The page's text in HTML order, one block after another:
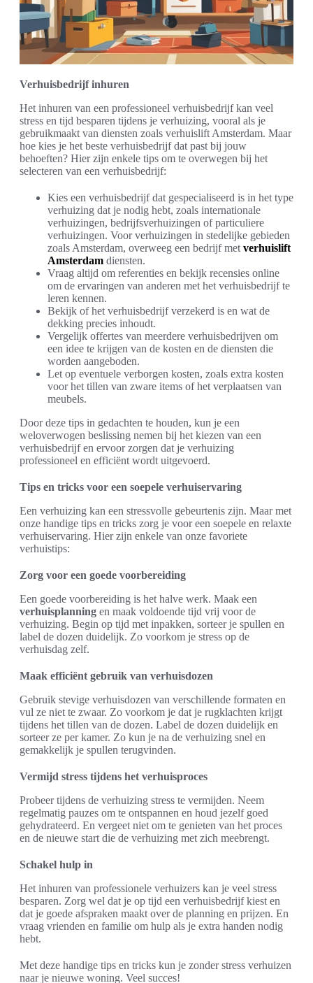
Verhuisbedrijf inhuren
Het inhuren van een professioneel verhuisbedrijf kan veel
stress en tijd besparen tijdens je verhuizing, vooral als je
gebruikmaakt van diensten zoals verhuislift Amsterdam. Maar
hoe kies je het beste verhuisbedrijf dat past bij jouw
behoeften? Hier zijn enkele tips om te overwegen bij het
selecteren van een verhuisbedrijf:
Kies een verhuisbedrijf dat gespecialiseerd is in het type
verhuizing dat je nodig hebt, zoals internationale
verhuizingen, bedrijfsverhuizingen of particuliere
verhuizingen. Voor verhuizingen in stedelijke gebieden
zoals Amsterdam, overweeg een bedrijf met verhuislift
Amsterdam diensten.
Vraag altijd om referenties en bekijk recensies online
om de ervaringen van anderen met het verhuisbedrijf te
leren kennen.
Bekijk of het verhuisbedrijf verzekerd is en wat de
dekking precies inhoudt.
Vergelijk offertes van meerdere verhuisbedrijven om
een idee te krijgen van de kosten en de diensten die
worden aangeboden.
Let op eventuele verborgen kosten, zoals extra kosten
voor het tillen van zware items of het verplaatsen van
meubels.
Door deze tips in gedachten te houden, kun je een
weloverwogen beslissing nemen bij het kiezen van een
verhuisbedrijf en ervoor zorgen dat je verhuizing
professioneel en efficiënt wordt uitgevoerd.
Tips en tricks voor een soepele verhuiservaring
Een verhuizing kan een stressvolle gebeurtenis zijn. Maar met
onze handige tips en tricks zorg je voor een soepele en relaxte
verhuiservaring. Hier zijn enkele van onze favoriete
verhuistips:
Zorg voor een goede voorbereiding
Een goede voorbereiding is het halve werk. Maak een
verhuisplanning en maak voldoende tijd vrij voor de
verhuizing. Begin op tijd met inpakken, sorteer je spullen en
label de dozen duidelijk. Zo voorkom je stress op de
verhuisdag zelf.
Maak efficiënt gebruik van verhuisdozen
Gebruik stevige verhuisdozen van verschillende formaten en
vul ze niet te zwaar. Zo voorkom je dat je rugklachten krijgt
tijdens het tillen van de dozen. Label de dozen duidelijk en
sorteer ze per kamer. Zo kun je na de verhuizing snel en
gemakkelijk je spullen terugvinden.
Vermijd stress tijdens het verhuisproces
Probeer tijdens de verhuizing stress te vermijden. Neem
regelmatig pauzes om te ontspannen en houd jezelf goed
gehydrateerd. En vergeet niet om te genieten van het proces
en de nieuwe start die de verhuizing met zich meebrengt.
Schakel hulp in
Het inhuren van professionele verhuizers kan je veel stress
besparen. Zorg wel dat je op tijd een verhuisbedrijf kiest en
dat je goede afspraken maakt over de planning en prijzen. En
vraag vrienden en familie om hulp als je extra handen nodig
hebt.
Met deze handige tips en tricks kun je zonder stress verhuizen
naar je nieuwe woning. Veel succes!